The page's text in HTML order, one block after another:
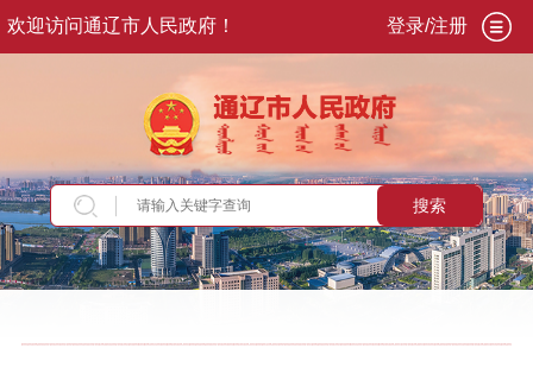
欢迎访问通辽市人民政府！ 登录/注册
搜索
当前位置：首页>政务公开>政府信息公开>政